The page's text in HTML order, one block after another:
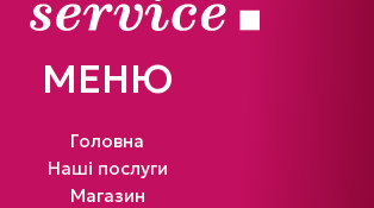
МЕНЮ
Головна
Наші послуги
Магазин